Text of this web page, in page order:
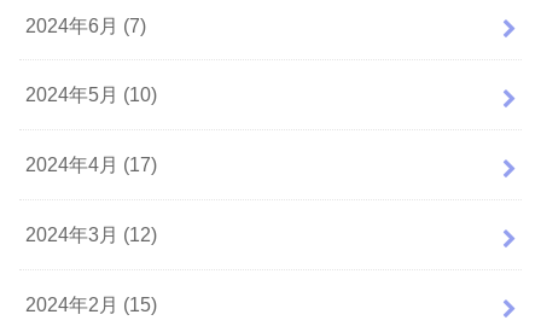
2024年6月 (7)
2024年5月 (10)
2024年4月 (17)
2024年3月 (12)
2024年2月 (15)